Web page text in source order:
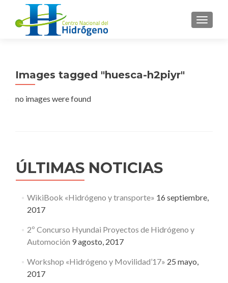
Images tagged "huesca-h2piyr"
no images were found
ÚLTIMAS NOTICIAS
WikiBook «Hidrógeno y transporte» 16 septiembre,
2017
2º Concurso Hyundai Proyectos de Hidrógeno y
Automoción 9 agosto, 2017
Workshop «Hidrógeno y Movilidad’17» 25 mayo,
2017